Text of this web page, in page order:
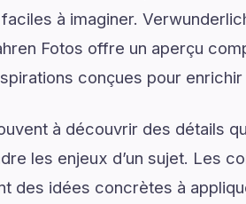
à imaginer.
Fotos offre un aperçu
conçues pour enrichir
à découvrir des détails
les enjeux d’un sujet. Les
des idées concrètes à